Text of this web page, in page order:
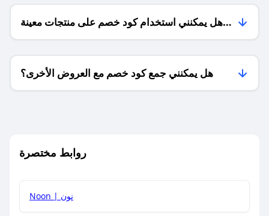
هل يمكنني استخدام كود خصم على منتجات معينة
فقط؟
هل يمكنني جمع كود خصم مع العروض الأخرى؟
روابط مختصرة
Noon | نون